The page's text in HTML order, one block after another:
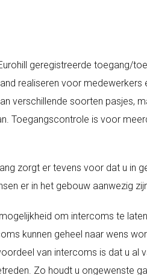
geregistreerde toegang/
realiseren voor medewerkers
verschillende soorten pasjes,
Toegangscontrole is voor
zorgt er tevens voor dat u in
er in het gebouw aanwezig
om intercoms te
kunnen geheel naar wens
van intercoms is dat u al
Zo houdt u ongewenste